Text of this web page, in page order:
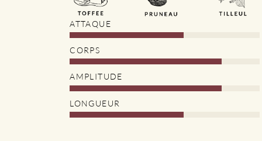
ATTAQUE
CORPS
AMPLITUDE
LONGUEUR